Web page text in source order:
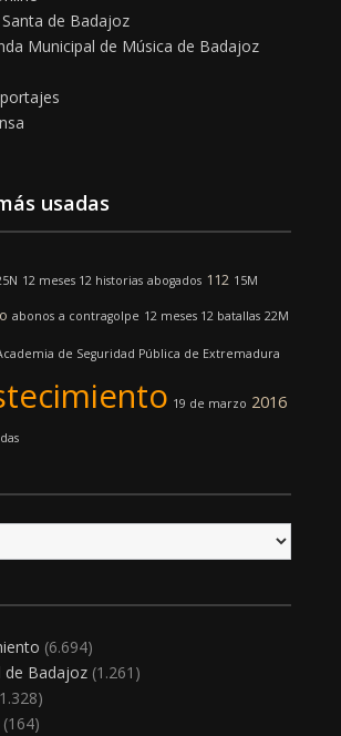
de Badajoz
Municipal de Música de Badajoz
usadas
12 meses 12 historias abogados 112 15M
abonos a contragolpe 12 meses 12 batallas 22M
de Seguridad Pública de Extremadura
19 de marzo 2016
(6.694)
de Badajoz(1.261)
(164)